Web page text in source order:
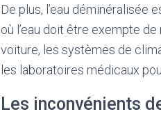
De plus, l’eau
où l’eau doit être exempte
voiture, les systèmes de
les laboratoires médicaux
Les inconvénients